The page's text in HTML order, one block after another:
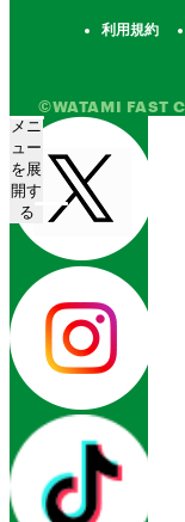
利用規約
©WATAMI FAST
メニ
ュー
を展
開す
る